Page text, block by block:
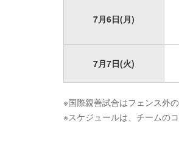
7月6日(月)
7月7日(火)
※国際親善試合はフェンス外
※スケジュールは、チームの